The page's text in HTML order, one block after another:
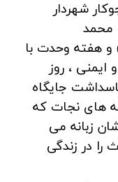
شهردار
محمد
هفته وحدت با
، روز
جایگاه
های نجات که
زبانه می
در زندگی